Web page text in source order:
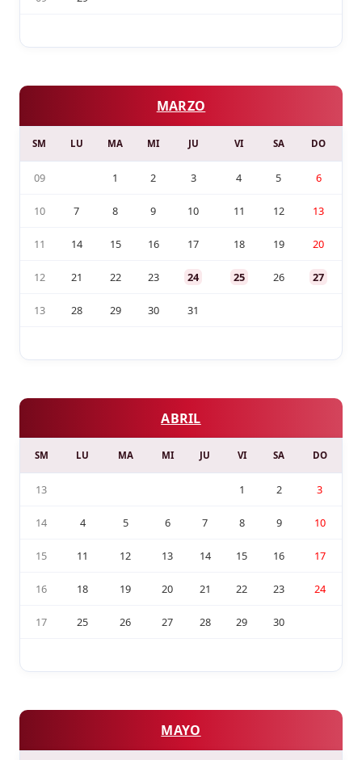
MARZO
SM LU MA MI JU VI SA DO
09 1 2 3 4 5 6
10 7 8 9 10 11 12 13
11 14 15 16 17 18 19 20
12 21 22 23 24 25 26 27
13 28 29 30 31
ABRIL
SM LU MA MI JU VI SA DO
13 1 2 3
14 4 5 6 7 8 9 10
15 11 12 13 14 15 16 17
16 18 19 20 21 22 23 24
17 25 26 27 28 29 30
MAYO